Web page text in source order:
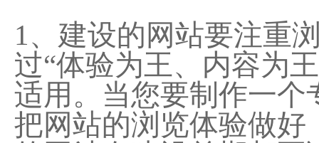
1、建设的网站要注重
过“体验为王、内容为
适用。当您要制作一
把网站的浏览体验做